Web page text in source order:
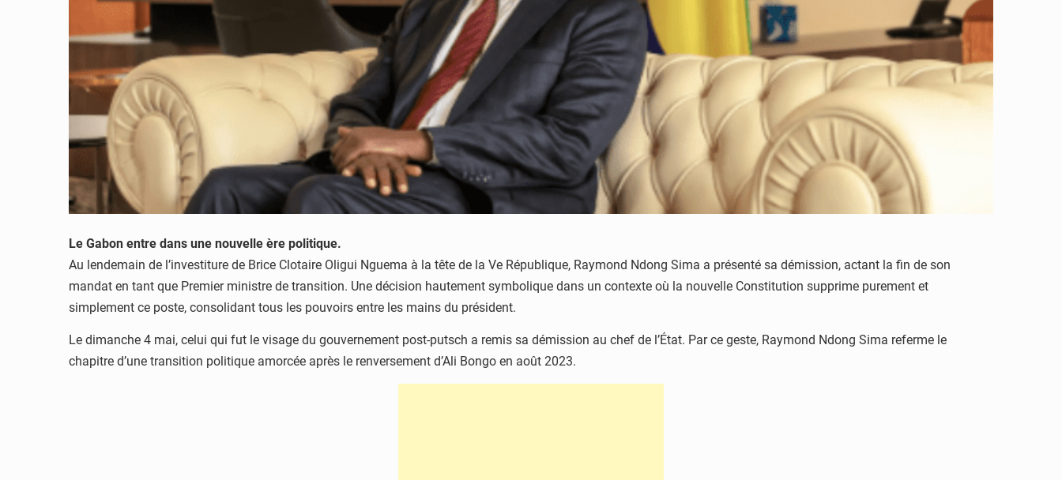
Le Gabon entre dans une nouvelle ère politique.
Au lendemain de l’investiture de Brice Clotaire Oligui Nguema à la tête de la Ve République, Raymond Ndong Sima a présenté sa démission, actant la fin de son
mandat en tant que Premier ministre de transition. Une décision hautement symbolique dans un contexte où la nouvelle Constitution supprime purement et
simplement ce poste, consolidant tous les pouvoirs entre les mains du président.
Le dimanche 4 mai, celui qui fut le visage du gouvernement post-putsch a remis sa démission au chef de l’État. Par ce geste, Raymond Ndong Sima referme le
chapitre d’une transition politique amorcée après le renversement d’Ali Bongo en août 2023.